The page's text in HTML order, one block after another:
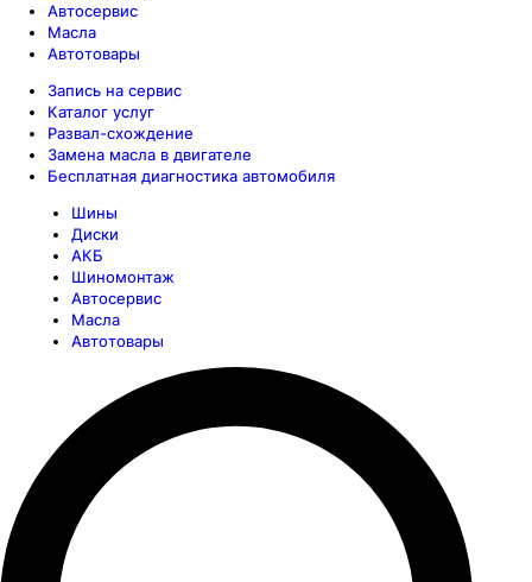
Автосервис
Масла
Автотовары
Запись на сервис
Каталог услуг
Развал-схождение
Замена масла в двигателе
Бесплатная диагностика автомобиля
Шины
Диски
АКБ
Шиномонтаж
Автосервис
Масла
Автотовары